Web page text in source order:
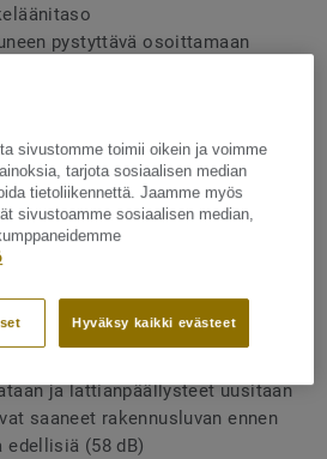
pystyttävä osoittamaan
eniten betonivälipohjan
vaikuttavana tekijänä on
Alla muutamia esimerkkejä
lattianpäällysteratkaisuista
ja lattianpäällysteet uusitaan
saaneet rakennusluvan ennen
edellisiä (58 dB)
sivustomme toimii oikein ja voimme
tarjota sosiaalisen median
tietoliikennettä. Jaamme myös
sivustoamme sosiaalisen median,
Hyväksy kaikki evästeet